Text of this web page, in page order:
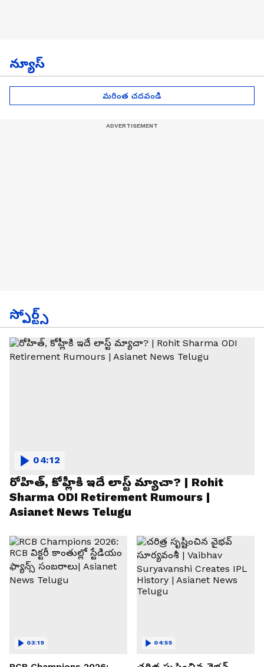
న్యూస్
మరింత చదవండి
స్పోర్ట్స్
రోహిత్, కోహ్లీకి ఇదే లాస్ట్ మ్యాచా? | Rohit
Sharma ODI Retirement Rumours |
Asianet News Telugu
04:12
03:19 04:55